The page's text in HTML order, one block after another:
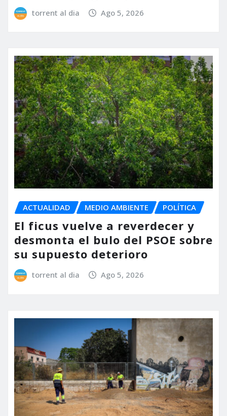
torrent al dia Ago 5, 2026
ACTUALIDAD MEDIO AMBIENTE POLÍTICA
El ficus vuelve a reverdecer y
desmonta el bulo del PSOE sobre
su supuesto deterioro
torrent al dia Ago 5, 2026